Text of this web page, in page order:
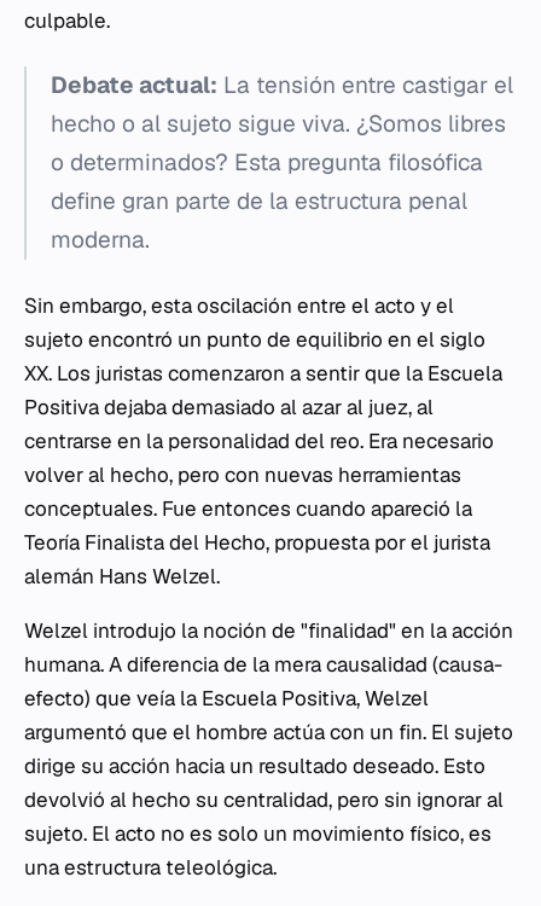
culpable.
Debate actual: La tensión entre castigar el
hecho o al sujeto sigue viva. ¿Somos libres
o determinados? Esta pregunta filosófica
define gran parte de la estructura penal
moderna.
Sin embargo, esta oscilación entre el acto y el
sujeto encontró un punto de equilibrio en el siglo
XX. Los juristas comenzaron a sentir que la Escuela
Positiva dejaba demasiado al azar al juez, al
centrarse en la personalidad del reo. Era necesario
volver al hecho, pero con nuevas herramientas
conceptuales. Fue entonces cuando apareció la
Teoría Finalista del Hecho, propuesta por el jurista
alemán Hans Welzel.
Welzel introdujo la noción de "finalidad" en la acción
humana. A diferencia de la mera causalidad (causa-
efecto) que veía la Escuela Positiva, Welzel
argumentó que el hombre actúa con un fin. El sujeto
dirige su acción hacia un resultado deseado. Esto
devolvió al hecho su centralidad, pero sin ignorar al
sujeto. El acto no es solo un movimiento físico, es
una estructura teleológica.